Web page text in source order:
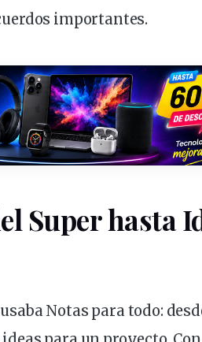
importantes.
Super hasta
usabaNotas para todo: